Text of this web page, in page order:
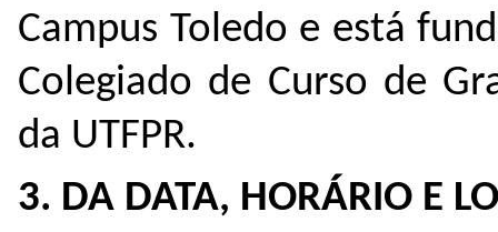
Campus Toledo e está
Colegiado de Curso de
da UTFPR.
3. DA DATA, HORÁRIO E